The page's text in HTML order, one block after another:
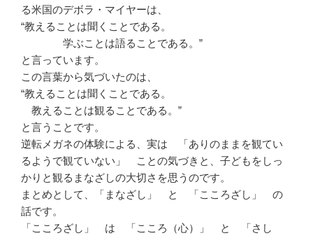
る米国のデボラ・マイヤーは、
“教えることは聞くことである。
学ぶことは語ることである。”
と言っています。
この言葉から気づいたのは、
“教えることは聞くことである。
教えることは観ることである。”
と言うことです。
逆転メガネの体験による、実は 「ありのままを観てい
るようで観ていない」 ことの気づきと、子どもをしっ
かりと観るまなざしの大切さを思うのです。
まとめとして、「まなざし」 と 「こころざし」 の
話です。
「こころざし」 は 「こころ（心）」 と 「さし